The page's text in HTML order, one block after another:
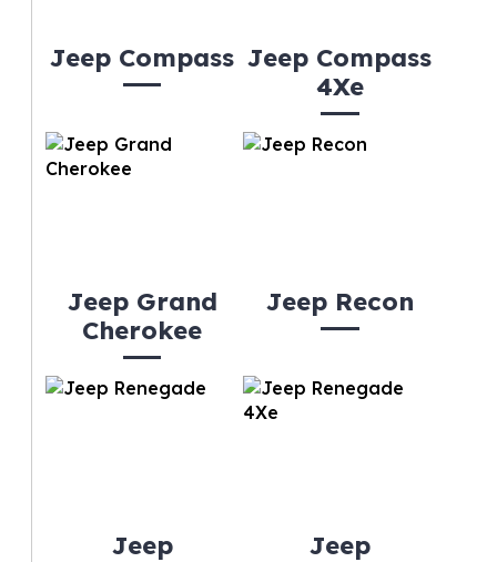
Jeep Compass Jeep Compass
4Xe
Jeep Grand
Cherokee
Jeep Recon
Jeep
Jeep